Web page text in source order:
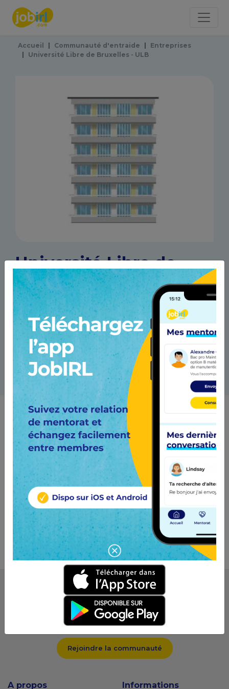
Accueil Communauté d'entraide
Entreprises
Université Libre de Bruxelles - ULB
Université Libre de
Bruxelles - ULB
00 Bruxelles Belgique
1
Pro
Les pros qui y travaillent
Contacte-les et pose leur tes questions !
InfOR-emploi U.
Gestionnaire de carrières
JobIRL
JobIRL est le réseau social de l'orientation qui connecte les
jeunes et les pros.
Rejoindre la communauté
A propos Informations
Panneau de gestion des cookies